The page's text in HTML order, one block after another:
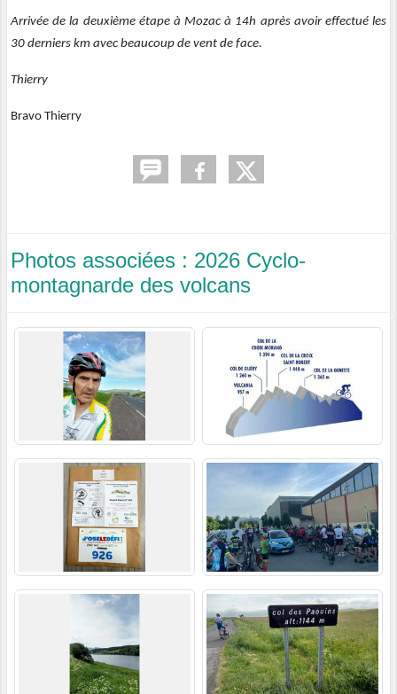
Arrivée de la deuxième étape à Mozac à 14h après avoir effectué les
30 derniers km avec beaucoup de vent de face.
Thierry
Bravo Thierry
Photos associées : 2026 Cyclo-
montagnarde des volcans